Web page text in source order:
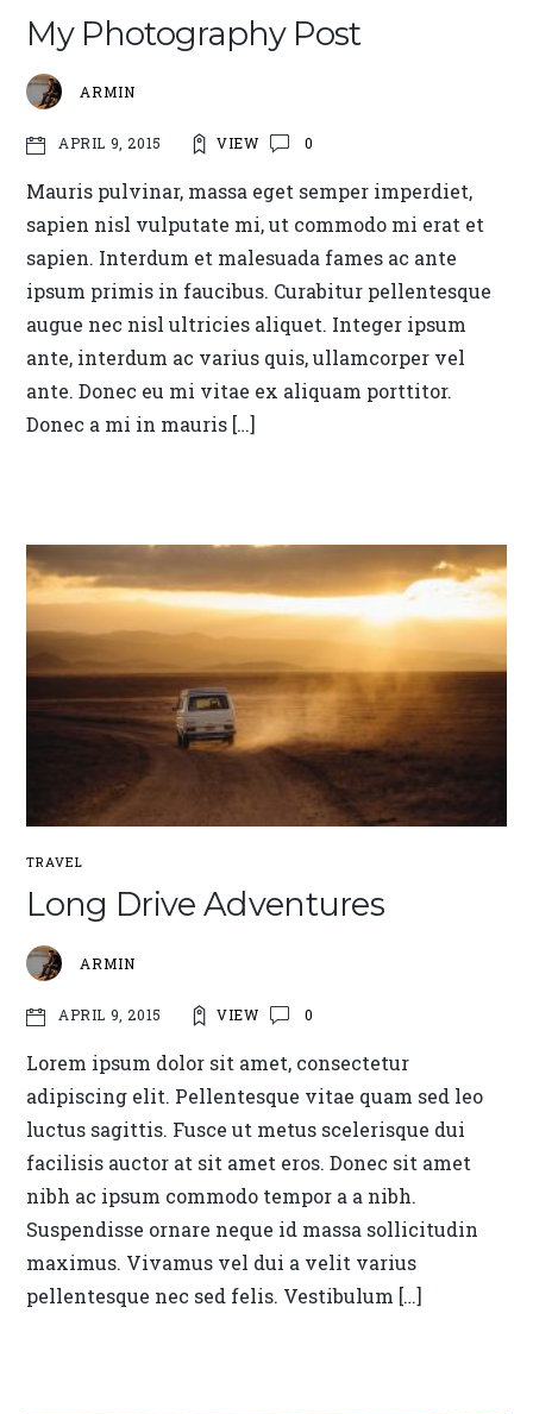
My Photography Post
ARMIN
APRIL 9, 2015 VIEW 0
Mauris pulvinar, massa eget semper imperdiet,
sapien nisl vulputate mi, ut commodo mi erat et
sapien. Interdum et malesuada fames ac ante
ipsum primis in faucibus. Curabitur pellentesque
augue nec nisl ultricies aliquet. Integer ipsum
ante, interdum ac varius quis, ullamcorper vel
ante. Donec eu mi vitae ex aliquam porttitor.
Donec a mi in mauris […]
TRAVEL
Long Drive Adventures
ARMIN
APRIL 9, 2015 VIEW 0
Lorem ipsum dolor sit amet, consectetur
adipiscing elit. Pellentesque vitae quam sed leo
luctus sagittis. Fusce ut metus scelerisque dui
facilisis auctor at sit amet eros. Donec sit amet
nibh ac ipsum commodo tempor a a nibh.
Suspendisse ornare neque id massa sollicitudin
maximus. Vivamus vel dui a velit varius
pellentesque nec sed felis. Vestibulum […]